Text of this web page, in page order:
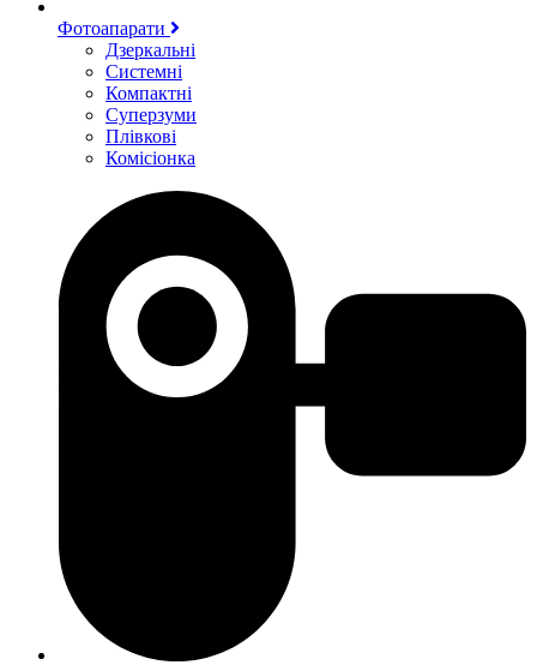
Фотоапарати
Дзеркальні
Системні
Компактні
Суперзуми
Плівкові
Комісіонка